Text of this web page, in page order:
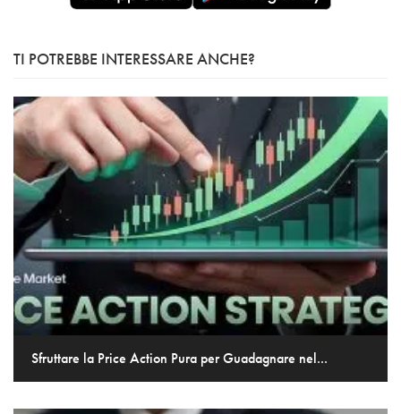
TI POTREBBE INTERESSARE ANCHE?
Sfruttare la Price Action Pura per Guadagnare nel...